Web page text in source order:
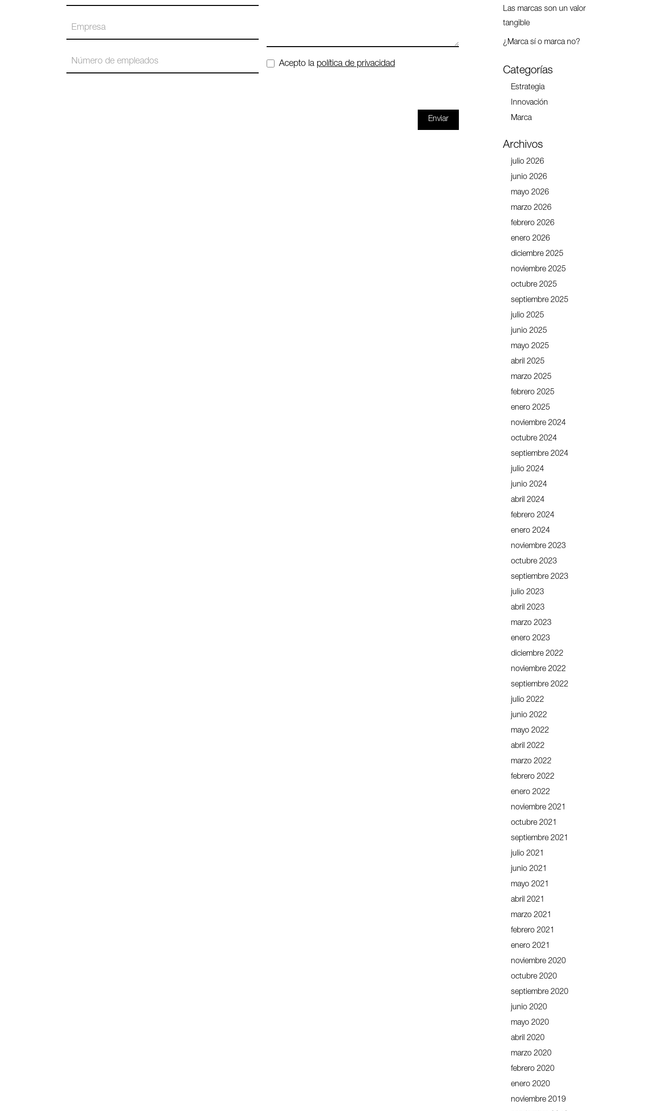
Acepto la política de privacidad
Enviar
Las marcas son un valor
tangible
¿Marca sí o marca no?
Categorías
Estrategia
Innovación
Marca
Archivos
julio 2026
junio 2026
mayo 2026
marzo 2026
febrero 2026
enero 2026
diciembre 2025
noviembre 2025
octubre 2025
septiembre 2025
julio 2025
junio 2025
mayo 2025
abril 2025
marzo 2025
febrero 2025
enero 2025
noviembre 2024
octubre 2024
septiembre 2024
julio 2024
junio 2024
abril 2024
febrero 2024
enero 2024
noviembre 2023
octubre 2023
septiembre 2023
julio 2023
abril 2023
marzo 2023
enero 2023
diciembre 2022
noviembre 2022
septiembre 2022
julio 2022
junio 2022
mayo 2022
abril 2022
marzo 2022
febrero 2022
enero 2022
noviembre 2021
octubre 2021
septiembre 2021
julio 2021
junio 2021
mayo 2021
abril 2021
marzo 2021
febrero 2021
enero 2021
noviembre 2020
octubre 2020
septiembre 2020
junio 2020
mayo 2020
abril 2020
marzo 2020
febrero 2020
enero 2020
noviembre 2019